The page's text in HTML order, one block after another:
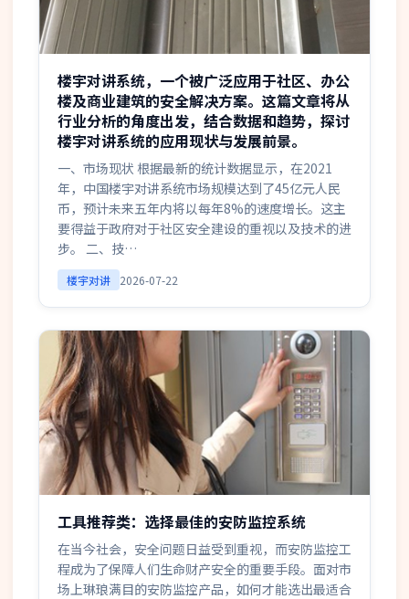
楼宇对讲系统，一个被广泛应用于社区、办公
楼及商业建筑的安全解决方案。这篇文章将从
行业分析的角度出发，结合数据和趋势，探讨
楼宇对讲系统的应用现状与发展前景。
一、市场现状 根据最新的统计数据显示，在2021
年，中国楼宇对讲系统市场规模达到了45亿元人民
币，预计未来五年内将以每年8%的速度增长。这主
要得益于政府对于社区安全建设的重视以及技术的进
步。 二、技…
楼宇对讲 2026-07-22
工具推荐类：选择最佳的安防监控系统
在当今社会，安全问题日益受到重视，而安防监控工
程成为了保障人们生命财产安全的重要手段。面对市
场上琳琅满目的安防监控产品，如何才能选出最适合